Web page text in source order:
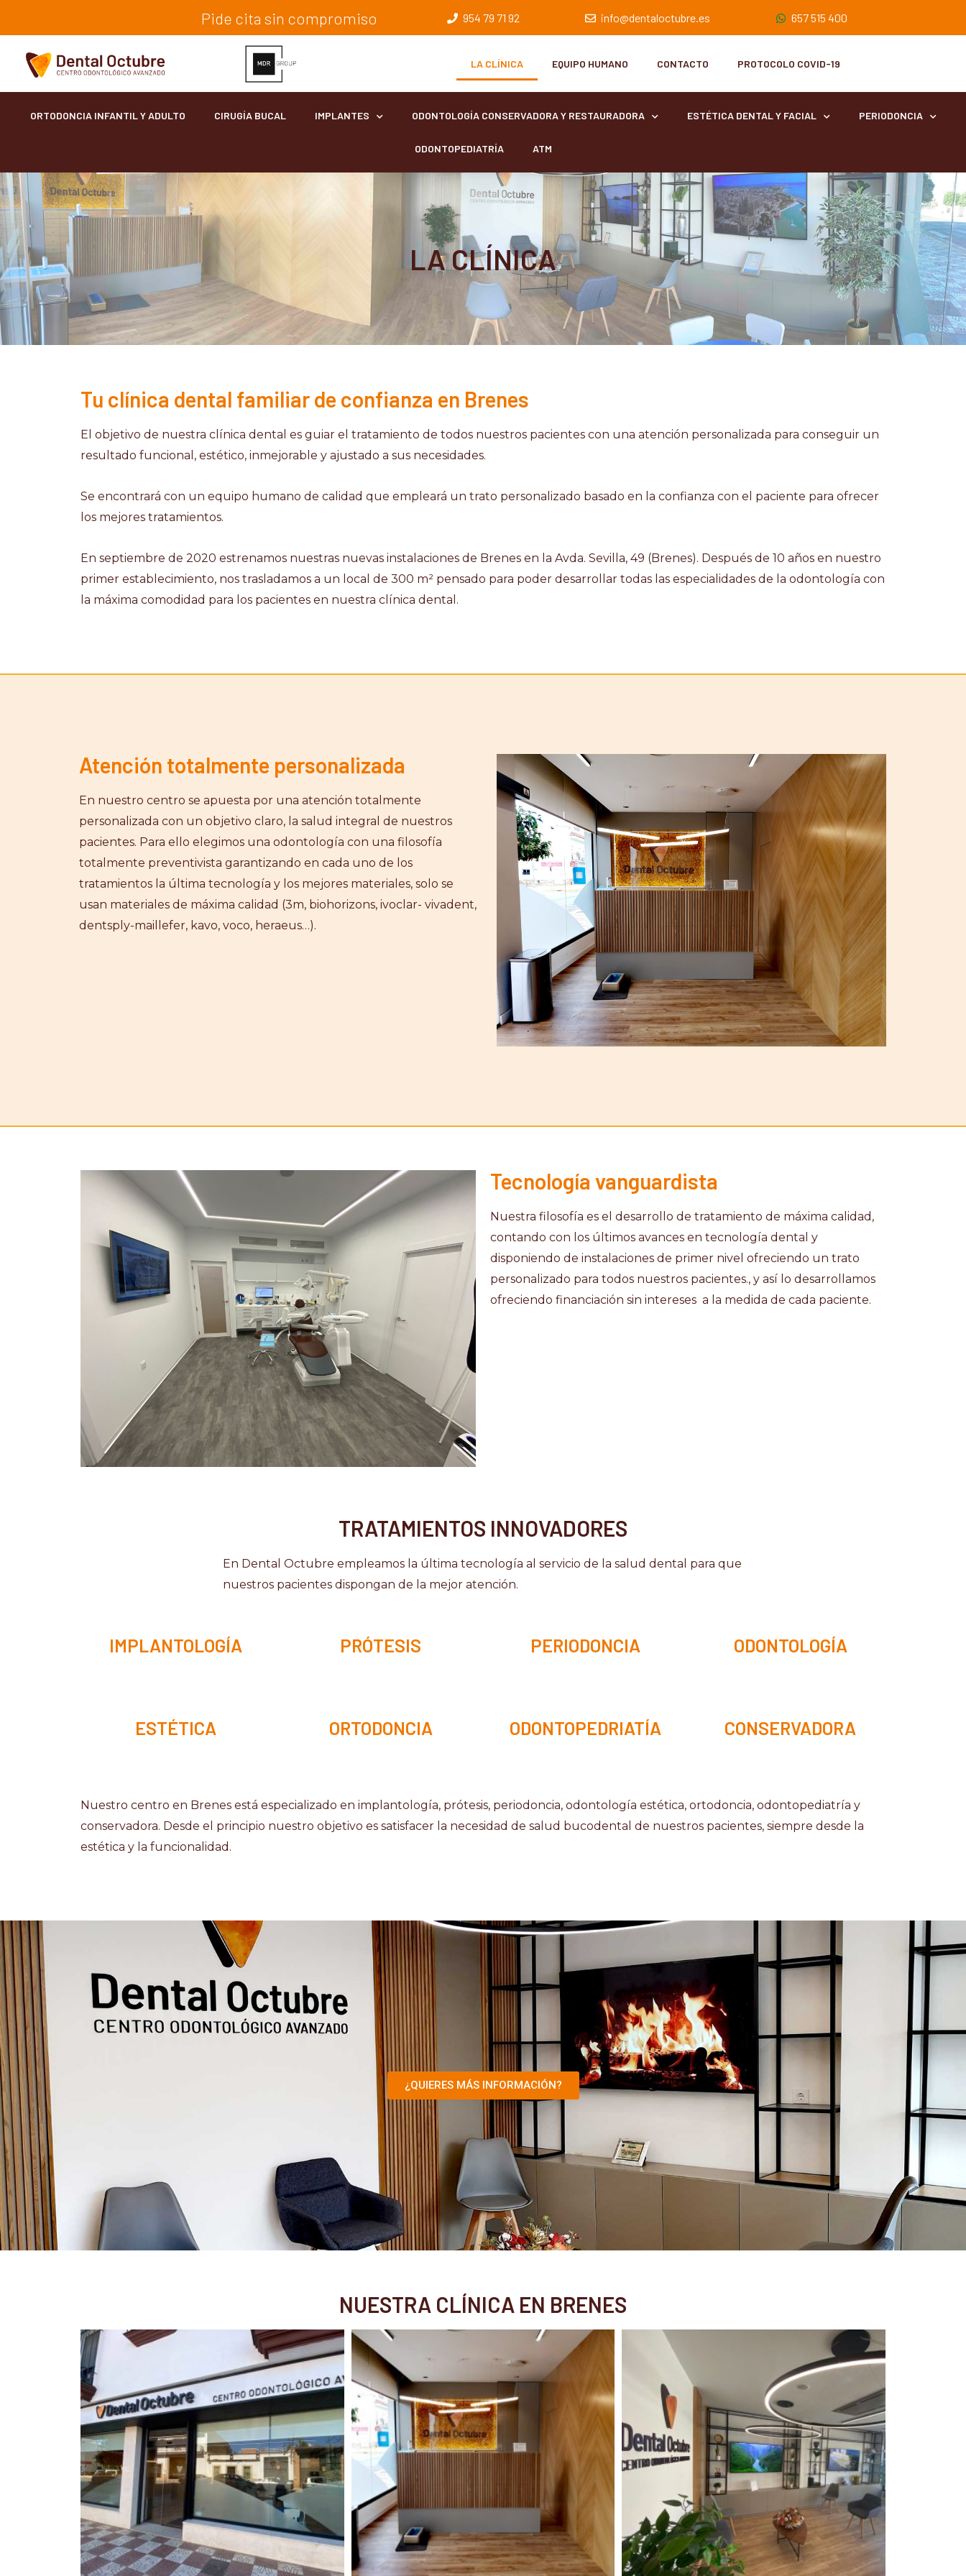
Pide cita sin compromiso 954 79 71 92 info@dentaloctubre.es 657 515 400
LA CLÍNICA EQUIPO HUMANO CONTACTO PROTOCOLO COVID-19
ORTODONCIA INFANTIL Y ADULTO CIRUGÍA BUCAL IMPLANTES ODONTOLOGÍA CONSERVADORA Y RESTAURADORA ESTÉTICA DENTAL Y FACIAL PERIODONCIA
ODONTOPEDIATRÍA ATM
LA CLÍNICA
Tu clínica dental familiar de confianza en Brenes
El objetivo de nuestra clínica dental es guiar el tratamiento de todos nuestros pacientes con una atención personalizada para conseguir un
resultado funcional, estético, inmejorable y ajustado a sus necesidades.
Se encontrará con un equipo humano de calidad que empleará un trato personalizado basado en la confianza con el paciente para ofrecer
los mejores tratamientos.
En septiembre de 2020 estrenamos nuestras nuevas instalaciones de Brenes en la Avda. Sevilla, 49 (Brenes). Después de 10 años en nuestro
primer establecimiento, nos trasladamos a un local de 300 m² pensado para poder desarrollar todas las especialidades de la odontología con
la máxima comodidad para los pacientes en nuestra clínica dental.
Atención totalmente personalizada
En nuestro centro se apuesta por una atención totalmente
personalizada con un objetivo claro, la salud integral de nuestros
pacientes. Para ello elegimos una odontología con una filosofía
totalmente preventivista garantizando en cada uno de los
tratamientos la última tecnología y los mejores materiales, solo se
usan materiales de máxima calidad (3m, biohorizons, ivoclar- vivadent,
dentsply-maillefer, kavo, voco, heraeus…).
Tecnología vanguardista
Nuestra filosofía es el desarrollo de tratamiento de máxima calidad,
contando con los últimos avances en tecnología dental y
disponiendo de instalaciones de primer nivel ofreciendo un trato
personalizado para todos nuestros pacientes., y así lo desarrollamos
ofreciendo financiación sin intereses a la medida de cada paciente.
TRATAMIENTOS INNOVADORES
En Dental Octubre empleamos la última tecnología al servicio de la salud dental para que
nuestros pacientes dispongan de la mejor atención.
IMPLANTOLOGÍA PRÓTESIS PERIODONCIA ODONTOLOGÍA
ESTÉTICA ORTODONCIA ODONTOPEDRIATÍA CONSERVADORA
Nuestro centro en Brenes está especializado en implantología, prótesis, periodoncia, odontología estética, ortodoncia, odontopediatría y
conservadora. Desde el principio nuestro objetivo es satisfacer la necesidad de salud bucodental de nuestros pacientes, siempre desde la
estética y la funcionalidad.
¿QUIERES MÁS INFORMACIÓN?
NUESTRA CLÍNICA EN BRENES